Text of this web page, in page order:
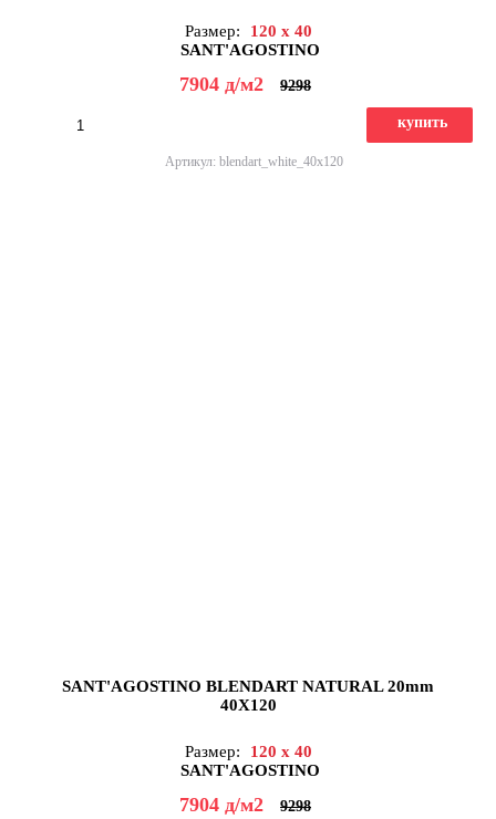
Размер:
120 x 40
SANT'AGOSTINO
7904 д/м2 9298
купить
Артикул: blendart_white_40x120
SANT'AGOSTINO BLENDART NATURAL 20mm
40X120
Размер:
120 x 40
SANT'AGOSTINO
7904 д/м2 9298